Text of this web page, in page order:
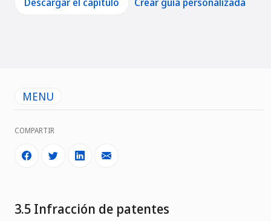
MENU
COMPARTIR
3.5 Infracción de patentes